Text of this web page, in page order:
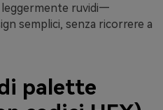
ruvidi—
semplici, senza ricorrere a
palette